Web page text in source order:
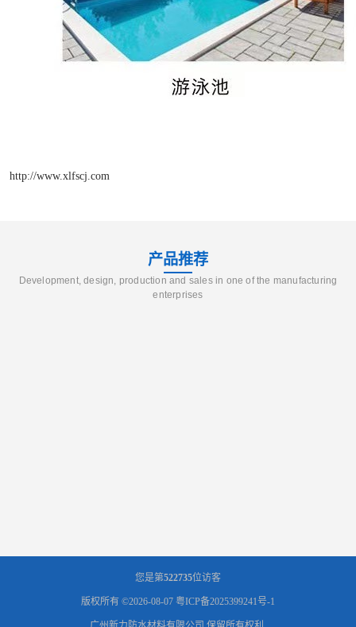
http://www.xlfscj.com
产品推荐
Development, design, production and sales in one of the manufacturing
enterprises
您是第522735位访客
版权所有 ©2026-08-07 粤ICP备2025399241号-1